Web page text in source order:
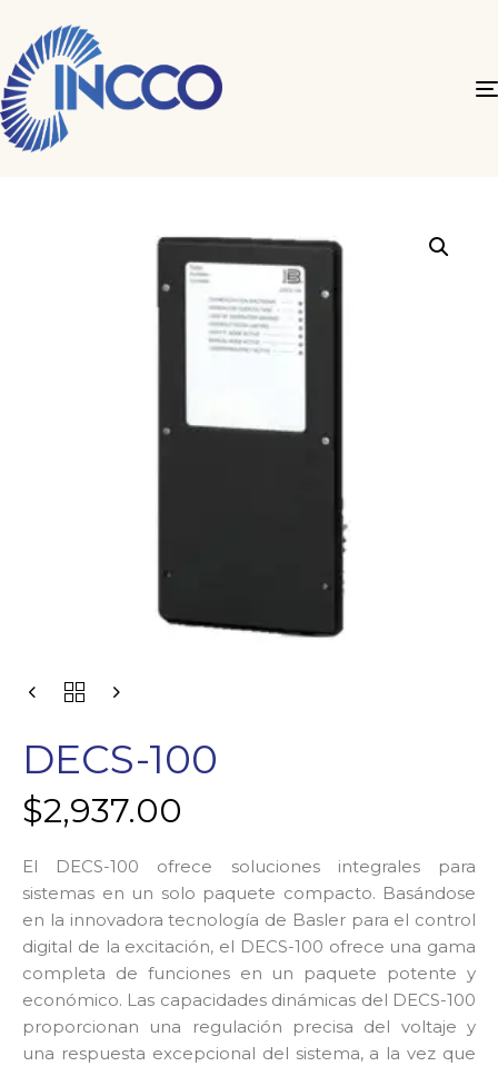
DECS-100
$2,937.00
El DECS-100 ofrece soluciones integrales para
sistemas en un solo paquete compacto. Basándose
en la innovadora tecnología de Basler para el control
digital de la excitación, el DECS-100 ofrece una gama
completa de funciones en un paquete potente y
económico. Las capacidades dinámicas del DECS-100
proporcionan una regulación precisa del voltaje y
una respuesta excepcional del sistema, a la vez que